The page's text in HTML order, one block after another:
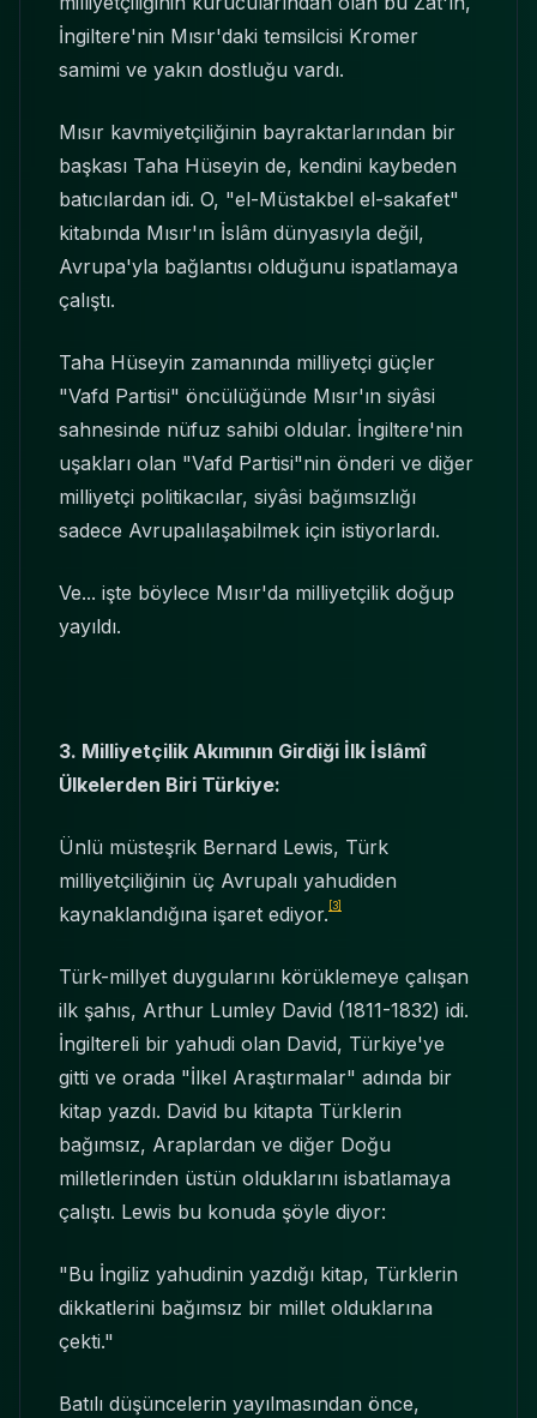
İngiltere'nin Mısır'daki temsilcisi Kromer
samimi ve yakın dostluğu vardı.
Mısır kavmiyetçiliğinin bayraktarlarından bir
başkası Taha Hüseyin de, kendini kaybeden
batıcılardan idi. O, "el-Müstakbel el-sakafet"
kitabında Mısır'ın İslâm dünyasıyla değil,
Avrupa'yla bağlantısı olduğunu ispatlamaya
çalıştı.
Taha Hüseyin zamanında milliyetçi güçler
"Vafd Partisi" öncülüğünde Mısır'ın siyâsi
sahnesinde nüfuz sahibi oldular. İngiltere'nin
uşakları olan "Vafd Partisi"nin önderi ve diğer
milliyetçi politikacılar, siyâsi bağımsızlığı
sadece Avrupalılaşabilmek için istiyorlardı.
Ve... işte böylece Mısır'da milliyetçilik doğup
yayıldı.
3. Milliyetçilik Akımının Girdiği İlk İslâmî
Ülkelerden Biri Türkiye:
Ünlü müsteşrik Bernard Lewis, Türk
milliyetçiliğinin üç Avrupalı yahudiden
kaynaklandığına işaret ediyor. [3]
Türk-millyet duygularını körüklemeye çalışan
ilk şahıs, Arthur Lumley David (1811-1832) idi.
İngiltereli bir yahudi olan David, Türkiye'ye
gitti ve orada "İlkel Araştırmalar" adında bir
kitap yazdı. David bu kitapta Türklerin
bağımsız, Araplardan ve diğer Doğu
milletlerinden üstün olduklarını isbatlamaya
çalıştı. Lewis bu konuda şöyle diyor:
"Bu İngiliz yahudinin yazdığı kitap, Türklerin
dikkatlerini bağımsız bir millet olduklarına
çekti."
Batılı düşüncelerin yayılmasından önce,